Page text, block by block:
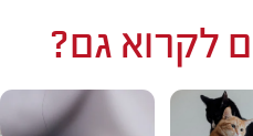
לקרוא גם?